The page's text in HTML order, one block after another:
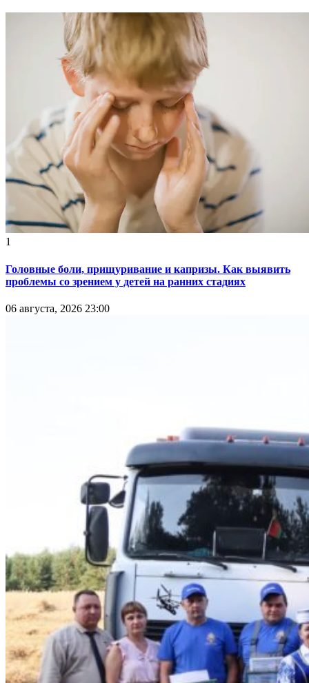
1
Головные боли, прищуривание и капризы. Как выявить
проблемы со зрением у детей на ранних стадиях
06 августа, 2026 23:00